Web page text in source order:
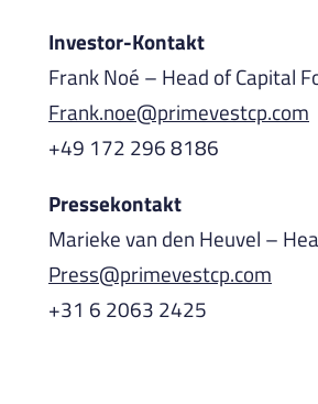
Investor-Kontakt
Frank Noé – Head of Capital
Frank.noe@primevestcp.com
+49 172 296 8186
Pressekontakt
Marieke van den Heuvel –
Press@primevestcp.com
+31 6 2063 2425